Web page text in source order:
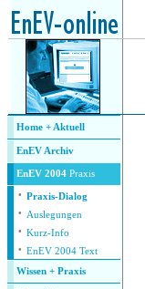
Home + Aktuell
EnEV Archiv
EnEV 2004 Praxis
· Praxis-Dialog
· Auslegungen
· Kurz-Info
· EnEV 2004 Text
Wissen + Praxis